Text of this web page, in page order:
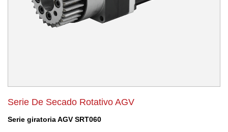
Serie De Secado Rotativo AGV
Serie giratoria AGV SRT060